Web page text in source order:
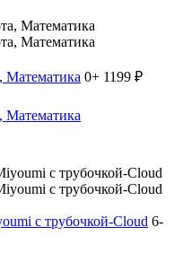
0+ 1199 ₽
с трубочкой-Cloud 6-